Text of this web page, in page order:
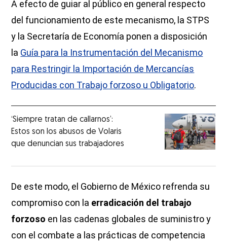
A efecto de guiar al público en general respecto
del funcionamiento de este mecanismo, la STPS
y la Secretaría de Economía ponen a disposición
la Guía para la Instrumentación del Mecanismo
para Restringir la Importación de Mercancías
Producidas con Trabajo forzoso u Obligatorio.
‘Siempre tratan de callarnos’:
Estos son los abusos de Volaris
que denuncian sus trabajadores
De este modo, el Gobierno de México refrenda su
compromiso con la erradicación del trabajo
forzoso en las cadenas globales de suministro y
con el combate a las prácticas de competencia